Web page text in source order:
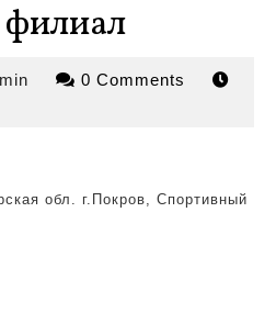
admin 0 Comments
обл. г.Покров, Спортивный